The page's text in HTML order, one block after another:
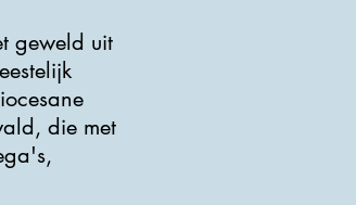
geweld uit
die met